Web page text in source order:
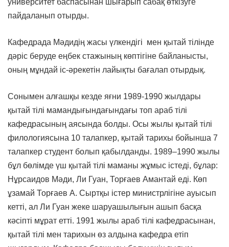
пайдаланып отырды.
Кафедрада Мәдидің жасы үлкендігі мен қытай тілінде
дәріс беруде еңбек стажының көптігіне байланысты,
оның мұндай іс-әрекетін лайықты бағалап отырдық.
Сонымен алғашқы кезде яғни 1989-1990 жылдары
қытай тілі мамандығындағындағы топ араб тілі
кафедрасының аясында болды. Осы жылы қытай тілі
филологиясына 10 талапкер, қытай тарихы бойынша 7
талапкер студент болып қабылданды. 1989–1990 жылы
бұл бөлімде үш қытай тілі маманы жұмыс істеді, бұлар:
Нұрсаидов Мәди, Ли Гуан, Торғаев Амантай еді. Көп
ұзамай Торғаев А. Сыртқы істер министрлігіне ауысып
кетті, ал Ли Гуан жеке шаруашылығын ашып басқа
кәсіпті мұрат етті. 1991 жылы араб тілі кафедрасынан,
қытай тілі мен тарихын өз алдына кафедра етіп